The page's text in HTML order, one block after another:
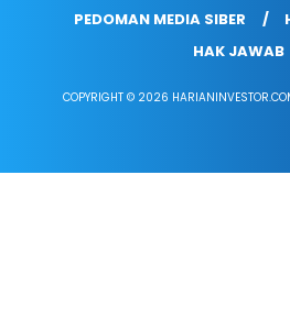
PEDOMAN MEDIA SIBER
HAK JAWAB
COPYRIGHT © 2026